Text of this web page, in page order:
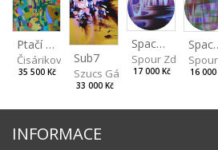
Ptačí perspektiva
Čisáriková Táňa
35 500 Kč
Sub7
Szucs Gábor
33 000 Kč
Spaces IV
Spour Zdeněk
17 000 Kč 16 000
INFORMACE